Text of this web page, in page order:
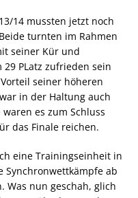
14 mussten jetzt noch
turnten im Rahmen
seiner Kür und
PLatz zufrieden sein
seiner höheren
in der Haltung auch
es zum Schluss
das Finale reichen.
eine Trainingseinheit in
Synchronwettkämpfe ab
Was nun geschah, glich